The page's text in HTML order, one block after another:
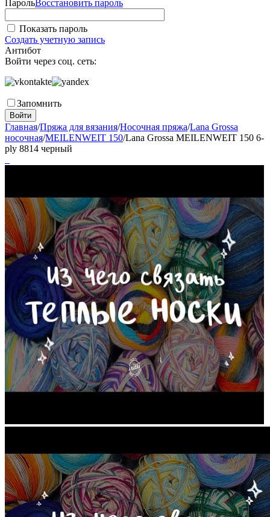
ПарольВосстановить пароль
Показать пароль
Создать учетную запись
Антибот
Войти через соц. сеть:
Запомнить
Войти
Главная/Пряжа для вязания/Носочная пряжа/Lana Grossa
носочная/MEILENWEIT 150/Lana Grossa MEILENWEIT 150 6-
ply 8814 черный